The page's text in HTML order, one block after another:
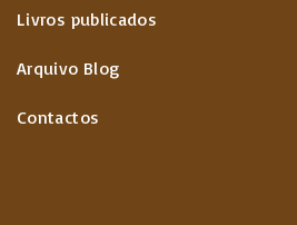
Livros publicados
Arquivo Blog
Contactos